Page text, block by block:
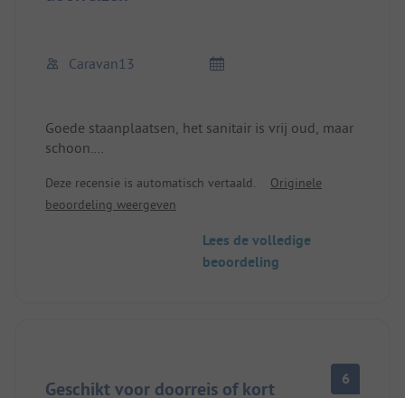
Caravan13
Goede staanplaatsen, het sanitair is vrij oud, maar
schoon.
Deze recensie is automatisch vertaald.
Originele
beoordeling weergeven
Lees de volledige
beoordeling
Geschikt voor doorreis of kort 6